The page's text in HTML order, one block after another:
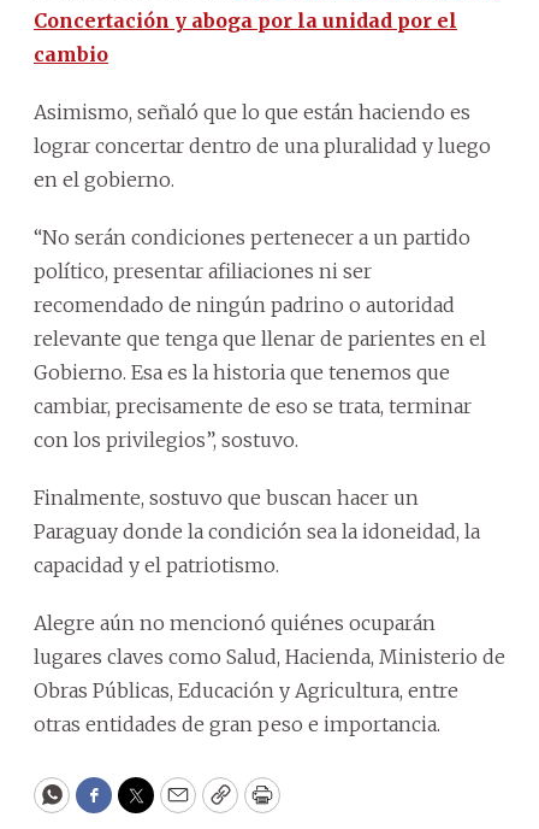
Concertación y aboga por la unidad por el
cambio
Asimismo, señaló que lo que están haciendo es
lograr concertar dentro de una pluralidad y luego
en el gobierno.
“No serán condiciones pertenecer a un partido
político, presentar afiliaciones ni ser
recomendado de ningún padrino o autoridad
relevante que tenga que llenar de parientes en el
Gobierno. Esa es la historia que tenemos que
cambiar, precisamente de eso se trata, terminar
con los privilegios”, sostuvo.
Finalmente, sostuvo que buscan hacer un
Paraguay donde la condición sea la idoneidad, la
capacidad y el patriotismo.
Alegre aún no mencionó quiénes ocuparán
lugares claves como Salud, Hacienda, Ministerio de
Obras Públicas, Educación y Agricultura, entre
otras entidades de gran peso e importancia.
WhatsApp
Facebook
Twitter
EmailCopyPrint